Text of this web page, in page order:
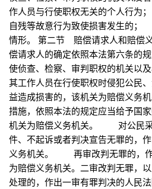
作人员与行使职权无关的个人行
自残等故意行为致使损害发生的
情形。 第二节 赔偿请求人和赔
偿请求人的确定依照本法第六条
使侦查、检察、审判职权的机关以
其工作人员在行使职权时侵犯公民
益造成损害的，该机关为赔偿义
措施，依照本法的规定应当给予国
机关为赔偿义务机关。 对公民采
件、不起诉或者判决宣告无罪的，
义务机关。 再审改判无罪的，作
为赔偿义务机关。二审改判无罪，
处理的，作出一审有罪判决的人民